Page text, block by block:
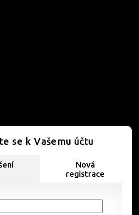
se k Vašemu účtu
Nová
registrace